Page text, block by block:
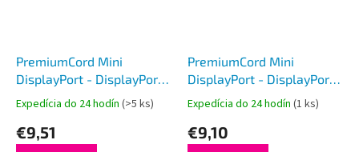
PremiumCord Mini
DisplayPort - DisplayPort
V1.2 prípojný kábel M/M
2m
Expedícia do 24 hodín (>5 ks)
€9,51
PremiumCord Mini
DisplayPort - DisplayPort
V1.2 prípojný kábel M/M
1m
Expedícia do 24 hodín (1 ks)
€9,10